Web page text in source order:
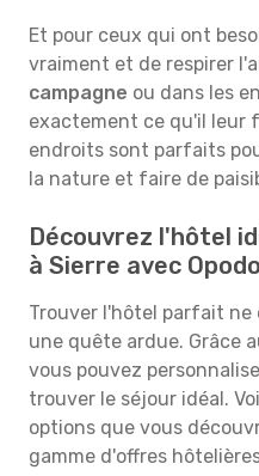
Et pour ceux qui ont
vraiment et de respirer
campagne ou dans les
exactement ce qu'il leur
endroits sont parfaits
la nature et faire de
Découvrez l'hôtel
à Sierre avec Opodo
Trouver l'hôtel parfait ne
une quête ardue. Grâce
vous pouvez
trouver le séjour idéal.
options que vous
gamme d'offres